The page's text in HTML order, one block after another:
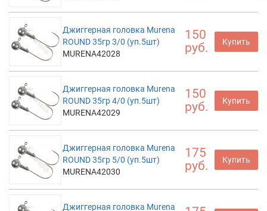
Джиггерная головка Murena
ROUND 35гр 3/0 (уп.5шт)
MURENA42028
150
руб.
Купить
Джиггерная головка Murena
ROUND 35гр 4/0 (уп.5шт)
MURENA42029
150
руб.
Купить
Джиггерная головка Murena
ROUND 35гр 5/0 (уп.5шт)
MURENA42030
175
руб.
Купить
Джиггерная головка Murena